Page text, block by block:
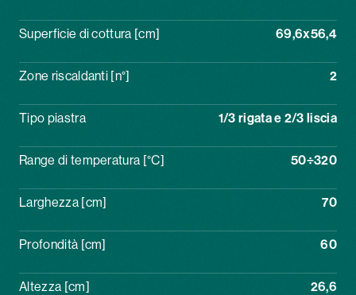
Superficie di cottura [cm] 69,6x56,4
Zone riscaldanti [n°] 2
Tipo piastra 1/3 rigata e 2/3 liscia
Range di temperatura [°C] 50÷320
Larghezza [cm] 70
Profondità [cm] 60
Altezza [cm] 26,6